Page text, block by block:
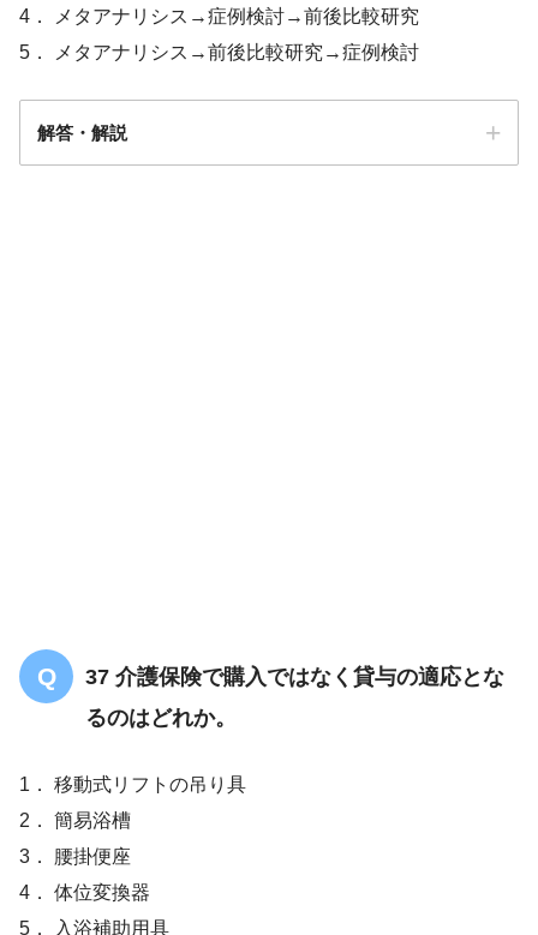
4． メタアナリシス→症例検討→前後比較研究
5． メタアナリシス→前後比較研究→症例検討
解答・解説
37 介護保険で購入ではなく貸与の適応とな
るのはどれか。
1． 移動式リフトの吊り具
2． 簡易浴槽
3． 腰掛便座
4． 体位変換器
5． 入浴補助用具